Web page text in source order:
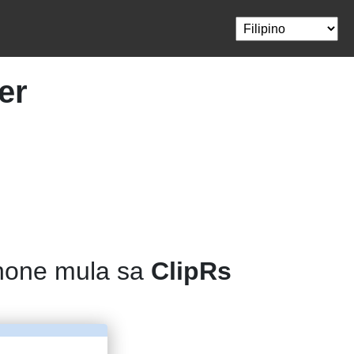
mula sa ClipRs